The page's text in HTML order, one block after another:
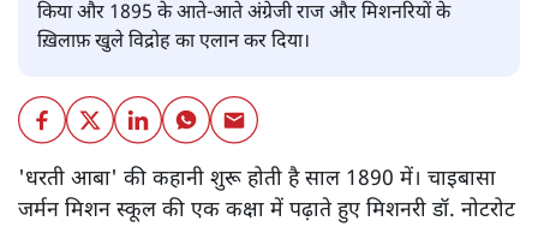
किया और 1895 के आते-आते अंग्रेजी राज और मिशनरियों के
ख़िलाफ़ खुले विद्रोह का एलान कर दिया।
'धरती आबा' की कहानी शुरू होती है साल 1890 में। चाइबासा
जर्मन मिशन स्कूल की एक कक्षा में पढ़ाते हुए मिशनरी डॉ. नोटरोट